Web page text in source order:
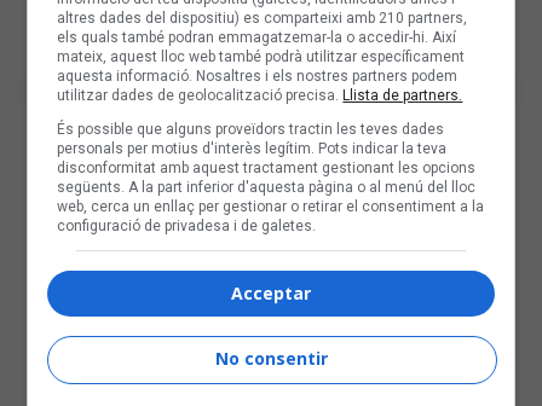
altres dades del dispositiu) es comparteixi amb 210 partners,
els quals també podran emmagatzemar-la o accedir-hi. Així
mateix, aquest lloc web també podrà utilitzar específicament
aquesta informació. Nosaltres i els nostres partners podem
utilitzar dades de geolocalització precisa.Llista de partners.
És possible que alguns proveïdors tractin les teves dades
personals per motius d'interès legítim. Pots indicar la teva
disconformitat amb aquest tractament gestionant les opcions
següents. A la part inferior d'aquesta pàgina o al menú del lloc
web, cerca un enllaç per gestionar o retirar el consentiment a la
configuració de privadesa i de galetes.
Acceptar
No consentir